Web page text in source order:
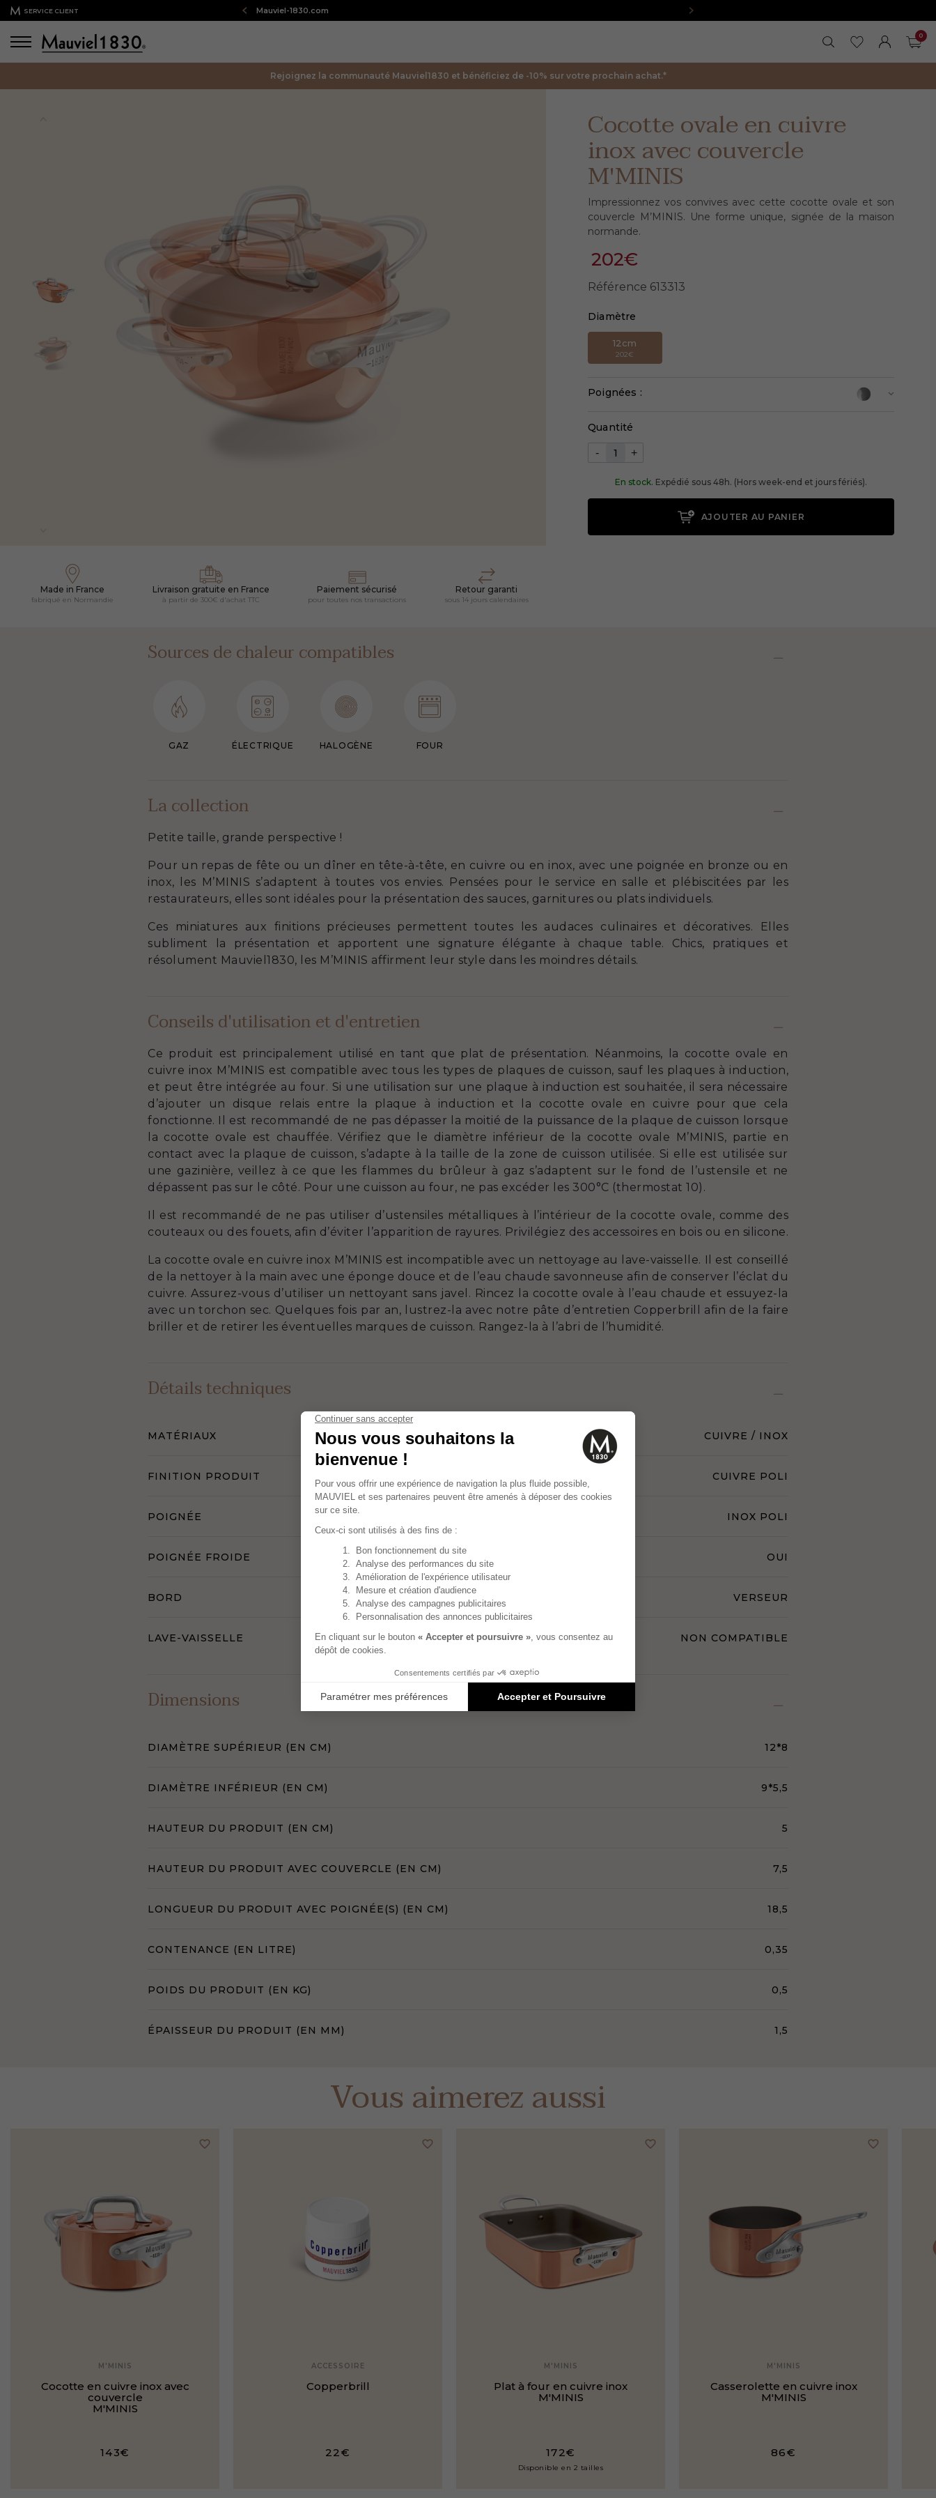
SERVICE CLIENT Bienvenue sur notre boutique en ligne : Mauviel-1830.com
FERMER LA
RECHERCHER
MES FAVORIS
MON
0
Rejoignez la communauté Mauviel1830 et bénéficiez de -10% sur votre prochain achat.*
Made in France
fabriqué en Normandie
Livraison gratuite en France
à partir de 300€ d'achat TTC
Paiement sécurisé
pour toutes nos transactions
Retour garanti
sous 14 jours calendaires
Cocotte ovale en cuivre
inox avec couvercle
M'MINIS
Impressionnez vos convives avec cette cocotte ovale et son
couvercle M’MINIS. Une forme unique, signée de la maison
normande.
202€
Référence 613313
Diamètre
12cm
202€
Poignées :
Quantité
- +
En stock. Expédié sous 48h. (Hors week-end et jours fériés).
AJOUTER AU PANIER
Sources de chaleur compatibles
GAZ ÉLECTRIQUE HALOGÈNE FOUR
La collection
Petite taille, grande perspective !
Pour un repas de fête ou un dîner en tête-à-tête, en cuivre ou en inox, avec une poignée en bronze ou en
inox, les M’MINIS s’adaptent à toutes vos envies. Pensées pour le service en salle et plébiscitées par les
restaurateurs, elles sont idéales pour la présentation des sauces, garnitures ou plats individuels.
Ces miniatures aux finitions précieuses permettent toutes les audaces culinaires et décoratives. Elles
subliment la présentation et apportent une signature élégante à chaque table. Chics, pratiques et
résolument Mauviel1830, les M’MINIS affirment leur style dans les moindres détails.
Conseils d'utilisation et d'entretien
Ce produit est principalement utilisé en tant que plat de présentation. Néanmoins, la cocotte ovale en
cuivre inox M’MINIS est compatible avec tous les types de plaques de cuisson, sauf les plaques à induction,
et peut être intégrée au four. Si une utilisation sur une plaque à induction est souhaitée, il sera nécessaire
d’ajouter un disque relais entre la plaque à induction et la cocotte ovale en cuivre pour que cela
fonctionne. Il est recommandé de ne pas dépasser la moitié de la puissance de la plaque de cuisson lorsque
la cocotte ovale est chauffée. Vérifiez que le diamètre inférieur de la cocotte ovale M’MINIS, partie en
contact avec la plaque de cuisson, s’adapte à la taille de la zone de cuisson utilisée. Si elle est utilisée sur
une gazinière, veillez à ce que les flammes du brûleur à gaz s’adaptent sur le fond de l’ustensile et ne
dépassent pas sur le côté. Pour une cuisson au four, ne pas excéder les 300°C (thermostat 10).
Il est recommandé de ne pas utiliser d’ustensiles métalliques à l’intérieur de la cocotte ovale, comme des
couteaux ou des fouets, afin d’éviter l’apparition de rayures. Privilégiez des accessoires en bois ou en silicone.
La cocotte ovale en cuivre inox M’MINIS est incompatible avec un nettoyage au lave-vaisselle. Il est conseillé
de la nettoyer à la main avec une éponge douce et de l’eau chaude savonneuse afin de conserver l’éclat du
cuivre. Assurez-vous d’utiliser un nettoyant sans javel. Rincez la cocotte ovale à l’eau chaude et essuyez-la
avec un torchon sec. Quelques fois par an, lustrez-la avec notre pâte d’entretien Copperbrill afin de la faire
briller et de retirer les éventuelles marques de cuisson. Rangez-la à l’abri de l’humidité.
Détails techniques
MATÉRIAUX CUIVRE / INOX
FINITION PRODUIT CUIVRE POLI
POIGNÉE INOX POLI
POIGNÉE FROIDE OUI
BORD VERSEUR
LAVE-VAISSELLE NON COMPATIBLE
Dimensions
DIAMÈTRE SUPÉRIEUR (EN CM) 12*8
DIAMÈTRE INFÉRIEUR (EN CM) 9*5,5
HAUTEUR DU PRODUIT (EN CM) 5
HAUTEUR DU PRODUIT AVEC COUVERCLE (EN CM) 7,5
LONGUEUR DU PRODUIT AVEC POIGNÉE(S) (EN CM) 18,5
CONTENANCE (EN LITRE) 0,35
POIDS DU PRODUIT (EN KG) 0,5
ÉPAISSEUR DU PRODUIT (EN MM) 1,5
Vous aimerez aussi
favorite_border
M'MINIS
Cocotte en cuivre inox avec
couvercle
M'MINIS
143€
favorite_border
ACCESSOIRE
Copperbrill
22€
favorite_border
M'MINIS
Plat à four en cuivre inox
M'MINIS
172€
Disponible en 2 tailles
favorite_border
M'MINIS
Casserolette en cuivre inox
M'MINIS
86€